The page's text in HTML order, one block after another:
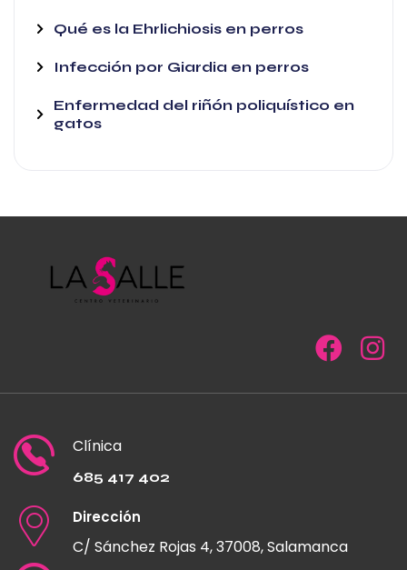
Qué es la Ehrlichiosis en perros
Infección por Giardia en perros
Enfermedad del riñón poliquístico en
gatos
Clínica
685 417 402
Dirección
C/ Sánchez Rojas 4, 37008, Salamanca